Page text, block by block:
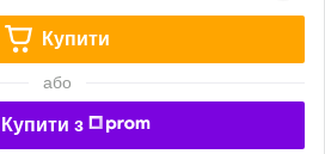
Купити
або
Купити з